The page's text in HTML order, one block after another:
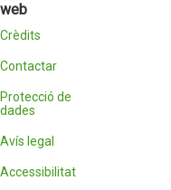
web
Crèdits
Contactar
Protecció de
dades
Avís legal
Accessibilitat